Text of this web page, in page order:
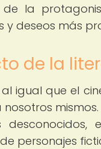
de la
y deseos más
de la
igual que el
personajes